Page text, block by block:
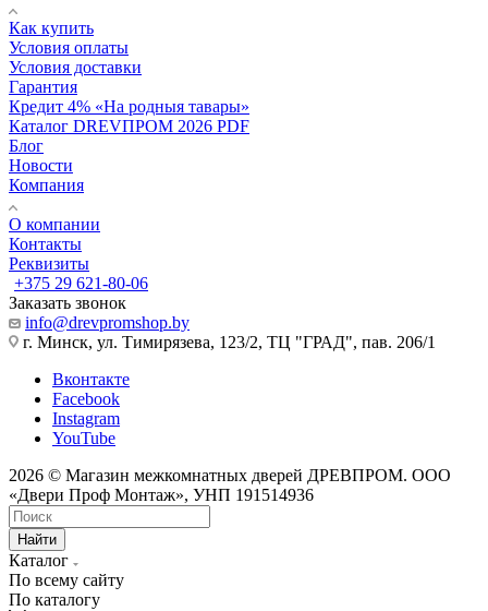
Как купить
Условия оплаты
Условия доставки
Гарантия
Кредит 4% «На родныя тавары»
Каталог DREVПРОМ 2026 PDF
Блог
Новости
Компания
О компании
Контакты
Реквизиты
+375 29 621-80-06
Заказать звонок
info@drevpromshop.by
г. Минск, ул. Тимирязева, 123/2, ТЦ "ГРАД", пав. 206/1
Вконтакте
Facebook
Instagram
YouTube
2026 © Магазин межкомнатных дверей ДРЕВПРОМ. ООО
«Двери Проф Монтаж», УНП 191514936
Найти
Каталог
По всему сайту
По каталогу